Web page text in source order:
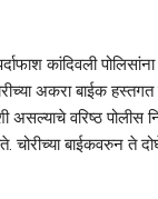
कांदिवली
अकरा बाईक
वरिष्ठ पोलीस
चोरीच्या बाईकवरुन ते